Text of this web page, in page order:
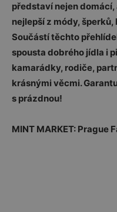
představí nejen
nejlepší z módy,
Součástí těchto
spousta dobrého jídla i
kamarádky, rodiče,
krásnými věcmi.
s prázdnou!
MINT MARKET: Prague